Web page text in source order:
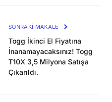
SONRAKI MAKALE
Togg İkinci El Fiyatına
İnanamayacaksınız! Togg
T10X 3,5 Milyona Satışa
Çıkarıldı.